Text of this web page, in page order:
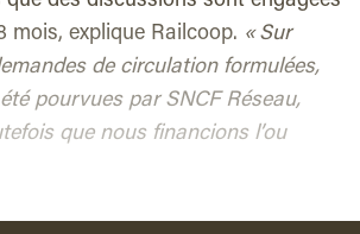
mois, explique Railcoop. « Sur
de circulation formulées,
pourvues par SNCF Réseau,
que nous financions l’ou